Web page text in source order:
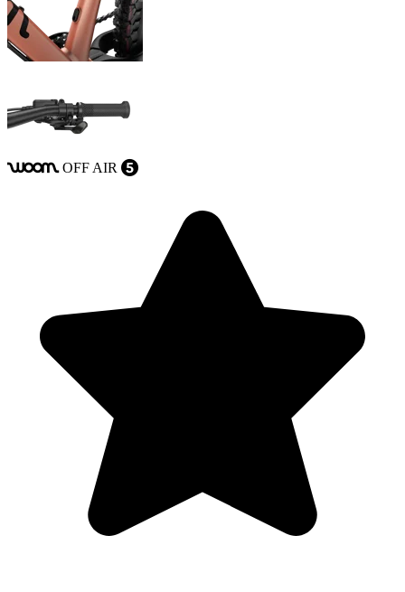
woom OFF AIR 5